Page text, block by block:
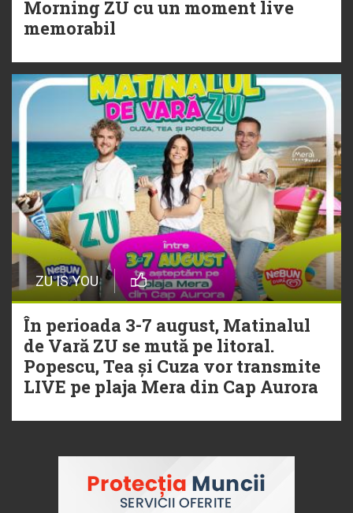
Torpedoul lui Morar: Theo Rose -
Morning ZU cu un moment live
memorabil
ZU IS YOU
În perioada 3-7 august, Matinalul
de Vară ZU se mută pe litoral.
Popescu, Tea și Cuza vor transmite
LIVE pe plaja Mera din Cap Aurora